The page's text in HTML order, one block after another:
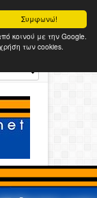
Συμφωνώ!
κοινού με την Google.
των cookies.